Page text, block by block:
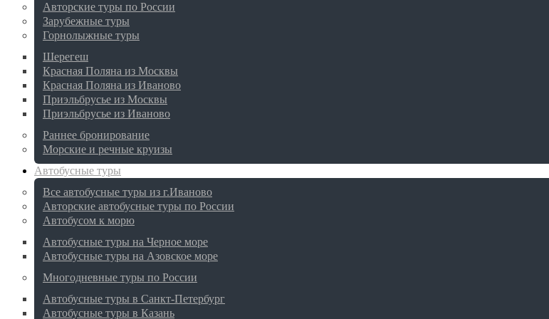
Авторские туры по России
Зарубежные туры
Горнолыжные туры
Шерегеш
Красная Поляна из Москвы
Красная Поляна из Иваново
Приэльбрусье из Москвы
Приэльбрусье из Иваново
Раннее бронирование
Морские и речные круизы
Автобусные туры
Все автобусные туры из г.Иваново
Авторские автобусные туры по России
Автобусом к морю
Автобусные туры на Черное море
Автобусные туры на Азовское море
Многодневные туры по России
Автобусные туры в Санкт-Петербург
Автобусные туры в Казань